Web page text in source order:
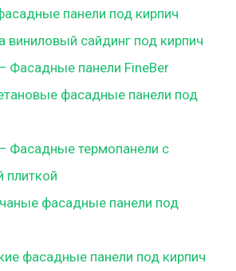
панели под кирпич
виниловый сайдинг под кирпич
Фасадные панели FineBer
фасадные панели под
Фасадные термопанели с
плиткой
фасадные панели под
фасадные панели под кирпич